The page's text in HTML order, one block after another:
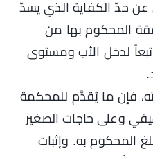
حدّ الكفاية الذي يسدّ
المحكوم بها من
تبعاً لدخل الأب ومستوى
فإن ما يُقدَّم للمحكمة
وعلى حاجات الصغير
المحكوم به. وإثبات